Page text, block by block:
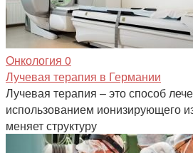
Онкология 0
Лучевая терапия в Германии
Лучевая терапия – это способ
использованием ионизирующего
меняет структуру